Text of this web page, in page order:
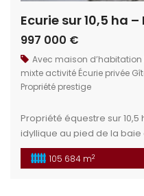
997 000 €
Avec maison d’habitation
mixte activité Écurie privée
Propriété prestige
Propriété équestre sur
idyllique au pied de la baie
Actuellement, centre de
chevaux et gite de
105 684 m2